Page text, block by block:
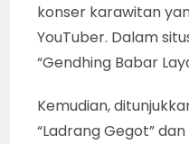
konser karawitan
YouTuber. Dalam
“Gendhing Babar
Kemudian,
“Ladrang Gegot”